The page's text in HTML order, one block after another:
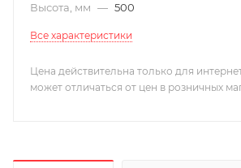
Высота, мм — 500
Все характеристики
Цена действительна только для
может отличаться от цен в розничных